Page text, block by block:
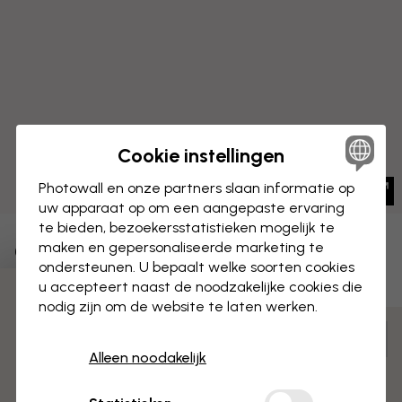
Papegaaiduiker met vis
CANVAS Opslaan
Voorgemonteerd en klaar om op te hangen
Cookie instellingen
Photowall en onze partners slaan informatie op
uw apparaat op om een aangepaste ervaring
te bieden, bezoekersstatistieken mogelijk te
maken en gepersonaliseerde marketing te
ondersteunen. U bepaalt welke soorten cookies
u accepteert naast de noodzakelijke cookies die
nodig zijn om de website te laten werken.
Alleen noodakelijk